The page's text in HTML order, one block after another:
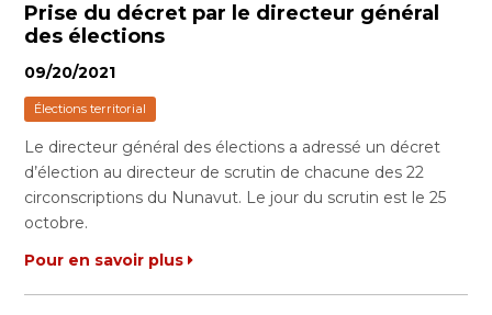
Prise du décret par le directeur général
des élections
09/20/2021
Élections territorial
Le directeur général des élections a adressé un décret
d’élection au directeur de scrutin de chacune des 22
circonscriptions du Nunavut. Le jour du scrutin est le 25
octobre.
Pour en savoir plus